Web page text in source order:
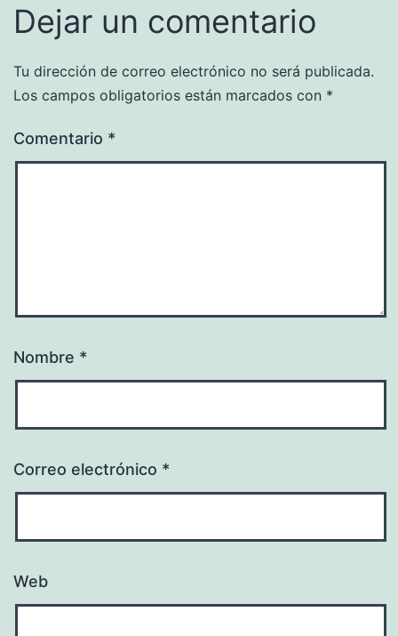
Dejar un comentario
Tu dirección de correo electrónico no será publicada.
Los campos obligatorios están marcados con *
Comentario *
Nombre *
Correo electrónico *
Web